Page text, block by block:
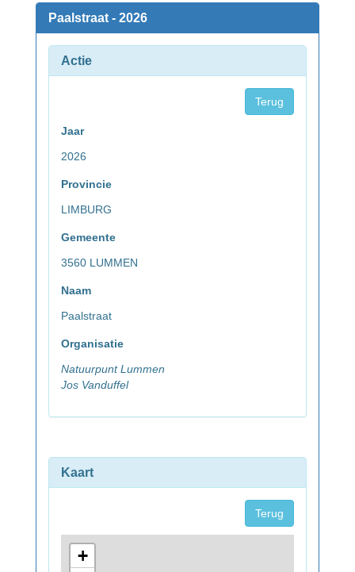
Paalstraat - 2026
Actie
Terug
Jaar
2026
Provincie
LIMBURG
Gemeente
3560 LUMMEN
Naam
Paalstraat
Organisatie
Natuurpunt Lummen
Jos Vanduffel
Kaart
Terug
+